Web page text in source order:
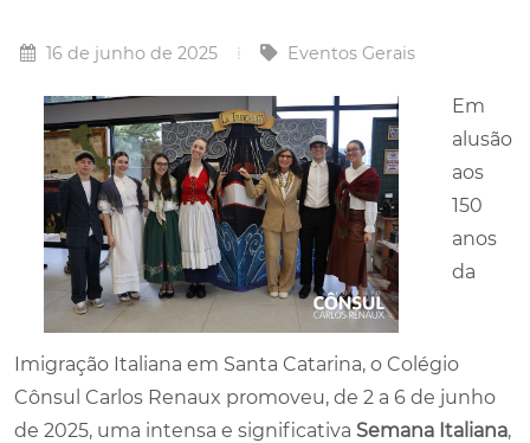
16 de junho de 2025 Eventos Gerais
Em
alusão
aos
150
anos
da
Imigração Italiana em Santa Catarina, o Colégio
Cônsul Carlos Renaux promoveu, de 2 a 6 de junho
de 2025, uma intensa e significativa Semana Italiana,